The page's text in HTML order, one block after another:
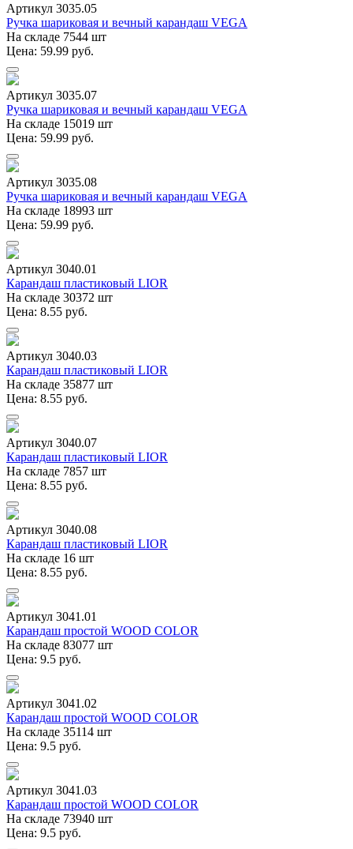
Артикул 3035.05
Ручка шариковая и вечный карандаш VEGA
На складе 7544 шт
Цена: 59.99 руб.
Артикул 3035.07
Ручка шариковая и вечный карандаш VEGA
На складе 15019 шт
Цена: 59.99 руб.
Артикул 3035.08
Ручка шариковая и вечный карандаш VEGA
На складе 18993 шт
Цена: 59.99 руб.
Артикул 3040.01
Карандаш пластиковый LIOR
На складе 30372 шт
Цена: 8.55 руб.
Артикул 3040.03
Карандаш пластиковый LIOR
На складе 35877 шт
Цена: 8.55 руб.
Артикул 3040.07
Карандаш пластиковый LIOR
На складе 7857 шт
Цена: 8.55 руб.
Артикул 3040.08
Карандаш пластиковый LIOR
На складе 16 шт
Цена: 8.55 руб.
Артикул 3041.01
Карандаш простой WOOD COLOR
На складе 83077 шт
Цена: 9.5 руб.
Артикул 3041.02
Карандаш простой WOOD COLOR
На складе 35114 шт
Цена: 9.5 руб.
Артикул 3041.03
Карандаш простой WOOD COLOR
На складе 73940 шт
Цена: 9.5 руб.